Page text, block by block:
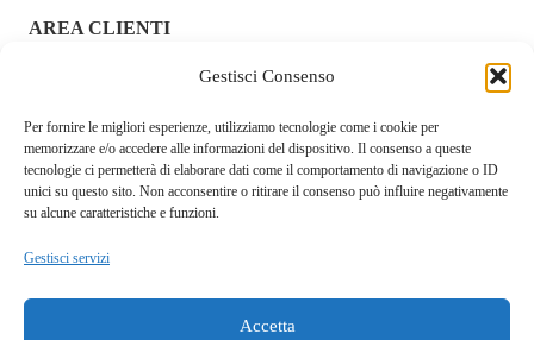
Gestisci Consenso
Per fornire le migliori esperienze, utilizziamo tecnologie come i cookie per
memorizzare e/o accedere alle informazioni del dispositivo. Il consenso a queste
tecnologie ci permetterà di elaborare dati come il comportamento di navigazione o ID
unici su questo sito. Non acconsentire o ritirare il consenso può influire negativamente
su alcune caratteristiche e funzioni.
Gestisci servizi
Accetta
AREA CLIENTI
ACCEDI / REGISTRATI
CHI SIAMO – FRAGOLAROSA | SEXY SHOP ONLINE
ITALIANO SICURO E DISCRETO
RESI E RIMBORSI
COOKIE POLICY